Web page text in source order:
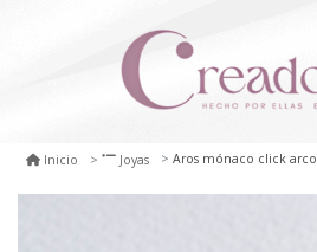
Inicio Joyas Aros mónaco click